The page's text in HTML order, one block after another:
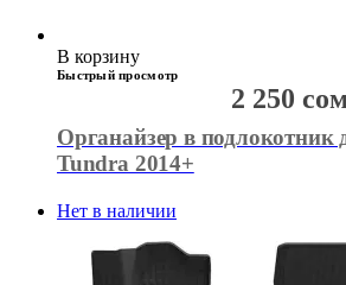
В корзину
Быстрый просмотр
Органайзер в подлокотник
Tundra 2014+
2 250
Нет в наличии